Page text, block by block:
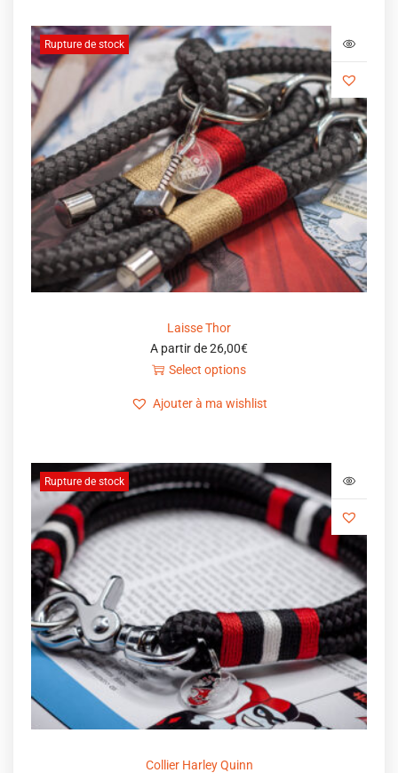
Rupture de stock
Laisse Thor
A partir de26,00€
Select options
Ajouter à ma wishlist
Rupture de stock
Collier Harley Quinn